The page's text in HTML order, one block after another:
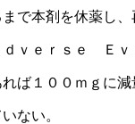
本剤を休薬し、
ｅｒｓｅ Ｅｖｅ
ば１００ｍｇに減
ない。